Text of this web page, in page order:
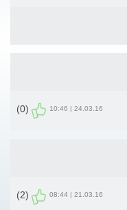
24.03.16 | 10:46
(0)
21.03.16 | 08:44
(2)